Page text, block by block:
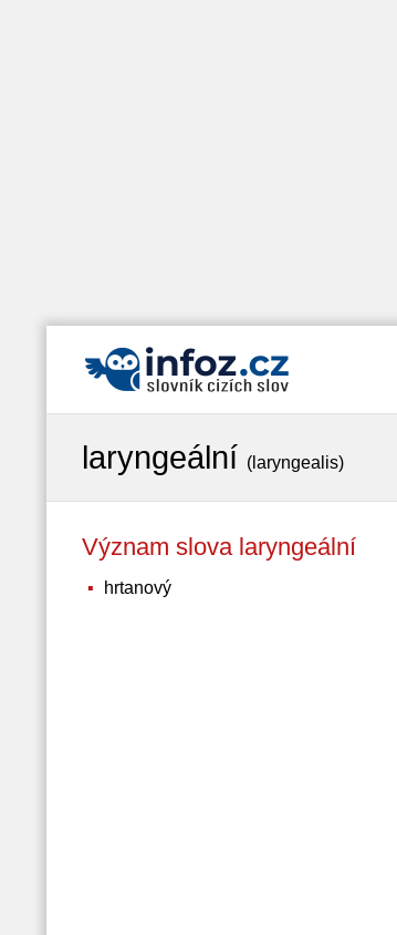
laryngeální (laryngealis)
Význam slova laryngeální
hrtanový